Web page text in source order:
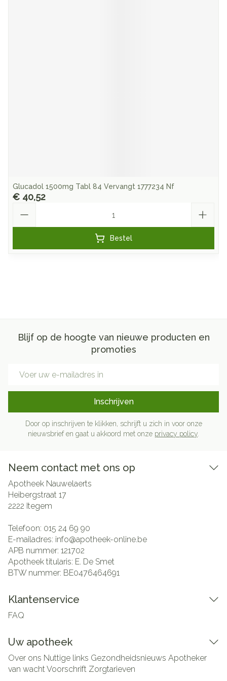
Glucadol 1500mg Tabl 84 Vervangt 1777234 Nf
€ 40,52
Bestel
Blijf op de hoogte van nieuwe producten en
promoties
Inschrijven
Door op inschrijven te klikken, schrijft u zich in voor onze
nieuwsbrief en gaat u akkoord met onze privacy policy
Neem contact met ons op
Apotheek Nauwelaerts
Heibergstraat 17
2222 Itegem
Telefoon: 015 24 69 90
E-mailadres: info@apotheek-online.be
APB nummer: 121702
Apotheek titularis: E. De Smet
BTW nummer: BE0476464691
Klantenservice
FAQ
Uw apotheek
Over ons Nuttige links Gezondheidsnieuws Apotheker
van wachtVoorschrift Zorgtarieven